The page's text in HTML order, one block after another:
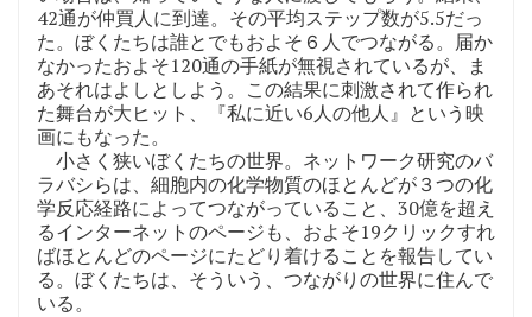
42通が仲買人に到達。その平均ステップ数が5.5だっ
た。ぼくたちは誰とでもおよそ６人でつながる。届か
なかったおよそ120通の手紙が無視されているが、ま
あそれはよしとしよう。この結果に刺激されて作られ
た舞台が大ヒット、『私に近い6人の他人』という映
画にもなった。
小さく狭いぼくたちの世界。ネットワーク研究のバ
ラバシらは、細胞内の化学物質のほとんどが３つの化
学反応経路によってつながっていること、30億を超え
るインターネットのページも、およそ19クリックすれ
ばほとんどのページにたどり着けることを報告してい
る。ぼくたちは、そういう、つながりの世界に住んで
いる。